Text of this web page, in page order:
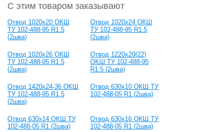
С этим товаром заказывают
Отвод 1020х20 ОКШ
ТУ 102-488-95 R1.5
(2шва)
Отвод 1020х24 ОКШ
ТУ 102-488-95 R1.5
(2шва)
Отвод 1020х26 ОКШ
ТУ 102-488-95 R1.5
(2шва)
Отвод 1220x20(22)
ОКШ ТУ 102-488-95
R1.5 (2шва)
Отвод 1420х24-36 ОКШ
ТУ 102-488-95 R1.5
(2шва)
Отвод 630x10 ОКШ ТУ
102-488-05 R1 (2шва)
Отвод 630x14 ОКШ ТУ
102-488-05 R1 (2шва)
Отвод 630x16 ОКШ ТУ
102-488-05 R1 (2шва)